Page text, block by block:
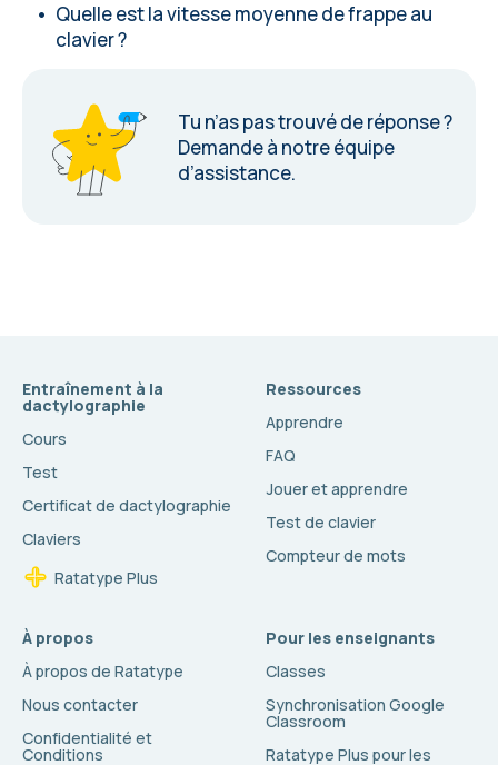
Quelle est la vitesse moyenne de frappe au
clavier ?
Tu n’as pas trouvé de réponse ?
Demande à notre équipe
d’assistance.
Entraînement à la
dactylographie
Cours
Test
Certificat de dactylographie
Claviers
Ratatype Plus
Ressources
Apprendre
FAQ
Jouer et apprendre
Test de clavier
Compteur de mots
À propos
À propos de Ratatype
Nous contacter
Confidentialité et
Conditions
Pour les enseignants
Classes
Synchronisation Google
Classroom
Ratatype Plus pour les